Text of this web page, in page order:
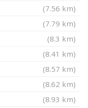
(7.56 km)
(7.79 km)
(8.3 km)
(8.41 km)
(8.57 km)
(8.62 km)
(8.93 km)